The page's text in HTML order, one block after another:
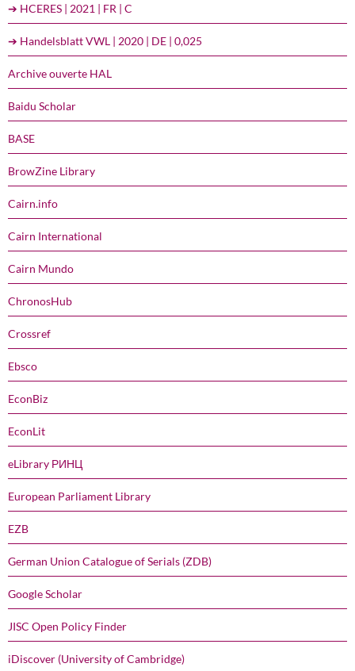
➔ HCERES | 2021 | FR | C
➔ Handelsblatt VWL | 2020 | DE | 0,025
Archive ouverte HAL
Baidu Scholar
BASE
BrowZine Library
Cairn.info
Cairn International
Cairn Mundo
ChronosHub
Crossref
Ebsco
EconBiz
EconLit
eLibrary РИНЦ
European Parliament Library
EZB
German Union Catalogue of Serials (ZDB)
Google Scholar
JISC Open Policy Finder
iDiscover (University of Cambridge)